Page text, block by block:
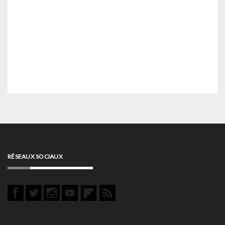
RÉSEAUX SOCIAUX